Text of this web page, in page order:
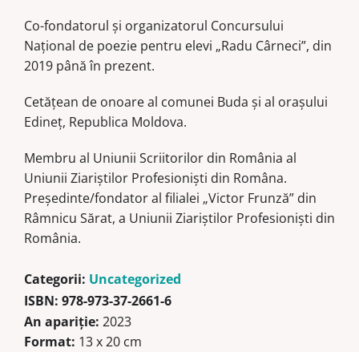
Co-fondatorul şi organizatorul Concursului
Naţional de poezie pentru elevi „Radu Cârneci”, din
2019 până în prezent.
Cetăţean de onoare al comunei Buda şi al oraşului
Edineţ, Republica Moldova.
Membru al Uniunii Scriitorilor din România al
Uniunii Ziariştilor Profesionişti din Româna.
Preşedinte/fondator al filialei „Victor Frunză” din
Râmnicu Sărat, a Uniunii Ziariştilor Profesionişti din
România.
Categorii: Uncategorized
ISBN: 978-973-37-2661-6
An apariție: 2023
Format: 13 x 20 cm